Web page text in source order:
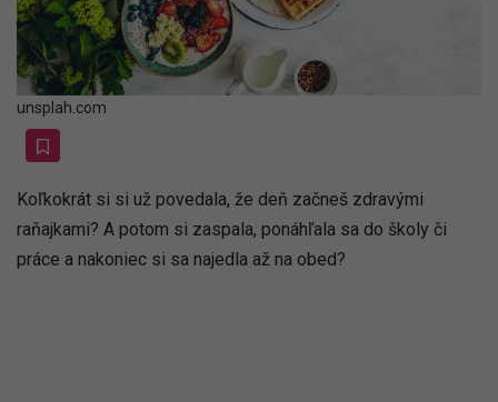
unsplah.com
Koľkokrát si si už povedala, že deň začneš zdravými
raňajkami? A potom si zaspala, ponáhľala sa do školy či
práce a nakoniec si sa najedla až na obed?